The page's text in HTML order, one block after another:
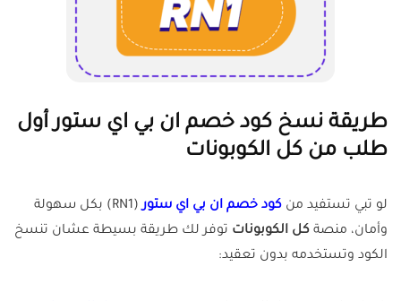
طريقة نسخ كود خصم ان بي اي ستور أول
طلب من كل الكوبونات
لو تبي تستفيد من كود خصم ان بي اي ستور
(RN1) بكل سهولة
وأمان، منصة كل الكوبونات توفر لك طريقة بسيطة عشان تنسخ
الكود وتستخدمه بدون تعقيد: